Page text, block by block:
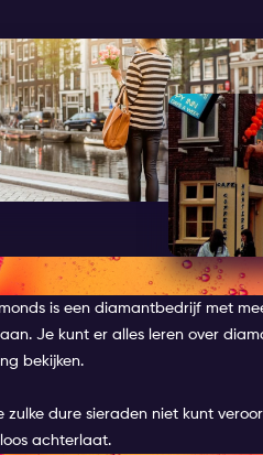
DE
is een diamantbedrijf met
Je kunt er alles leren over
bekijken.
zulke dure sieraden niet kunt
achterlaat.